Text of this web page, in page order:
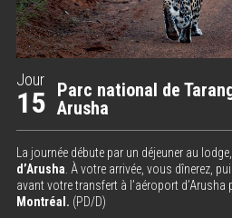
Jour
15
Parc national de
Arusha
La journée débute par un déjeuner au
d’Arusha. À votre arrivée, vous dînerez,
avant votre transfert à l’aéroport d’Arusha
Montréal. (PD/D)